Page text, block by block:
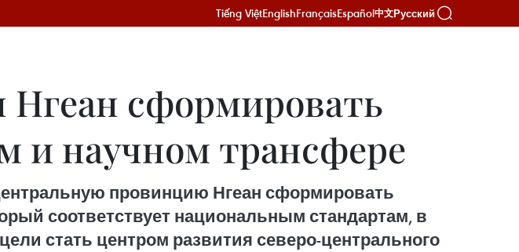
Tiếng ViệtEnglishFrançaisEspañol中文Русский
сформировать
и научном трансфере
провинцию Нгеан сформировать
соответствует национальным стандартам, в
стать центром развития северо-центрального